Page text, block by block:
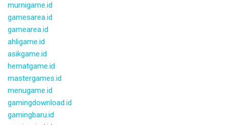
murnigame.id
gamesarea.id
gamearea.id
ahligame.id
asikgame.id
hematgame.id
mastergames.id
menugame.id
gamingdownload.id
gamingbaru.id